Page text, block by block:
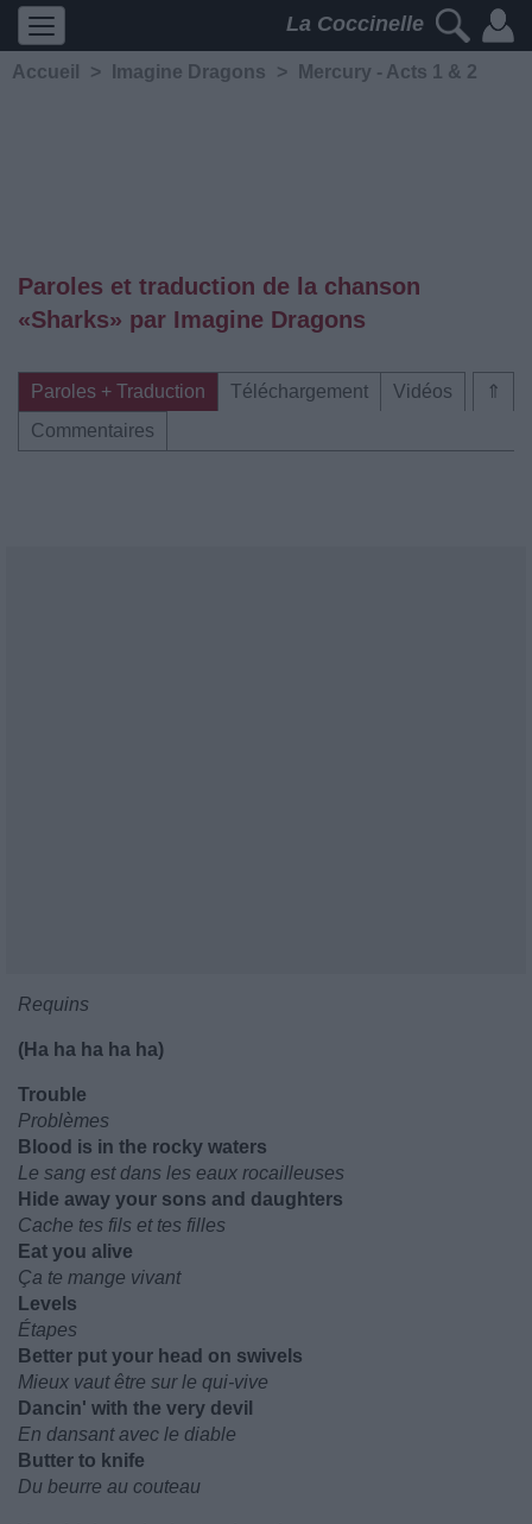
La Coccinelle
Accueil > Imagine Dragons > Mercury - Acts 1 & 2
Paroles et traduction de la chanson
«Sharks» par Imagine Dragons
⇑
Paroles + Traduction Téléchargement
Vidéos
Commentaires
Requins
(Ha ha ha ha ha)
Trouble
Problèmes
Blood is in the rocky waters
Le sang est dans les eaux rocailleuses
Hide away your sons and daughters
Cache tes fils et tes filles
Eat you alive
Ça te mange vivant
Levels
Étapes
Better put your head on swivels
Mieux vaut être sur le qui-vive
Dancin' with the very devil
En dansant avec le diable
Butter to knife
Du beurre au couteau